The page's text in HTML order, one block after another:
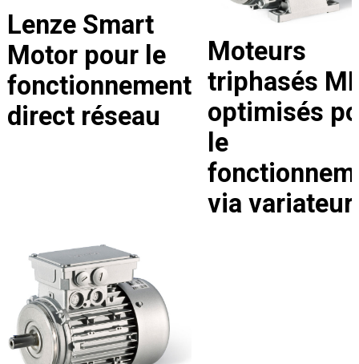
Lenze Smart
Motor pour le
fonctionnement
direct réseau
Moteurs
triphasés
optimisés
le
via variateur